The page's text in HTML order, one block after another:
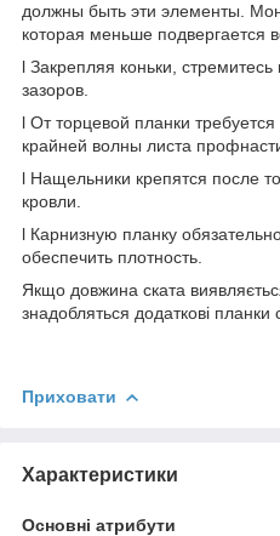
должны быть эти элементы.
которая меньше подвергается
l Закрепляя коньки,
зазоров.
l От торцевой планки
крайней волны листа
l Нащельники крепятся после
кровли.
l Карнизную планку
обеспечить плотность.
Якщо довжина ската
знадобляться додаткові планки
Приховати
Характеристики
Основні атрибути